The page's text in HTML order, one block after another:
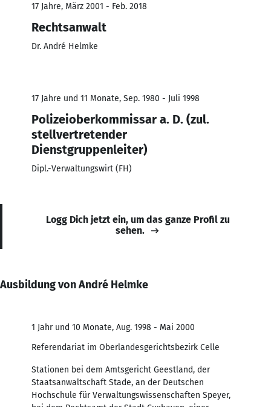
17 Jahre, März 2001 - Feb. 2018
Rechtsanwalt
Dr. André Helmke
17 Jahre und 11 Monate, Sep. 1980 - Juli 1998
Polizeioberkommissar a. D. (zul.
stellvertretender
Dienstgruppenleiter)
Dipl.-Verwaltungswirt (FH)
Logg Dich jetzt ein, um das ganze Profil zu
sehen.
Ausbildung von André Helmke
1 Jahr und 10 Monate, Aug. 1998 - Mai 2000
Referendariat im Oberlandesgerichtsbezirk Celle
Stationen bei dem Amtsgericht Geestland, der
Staatsanwaltschaft Stade, an der Deutschen
Hochschule für Verwaltungswissenschaften Speyer,